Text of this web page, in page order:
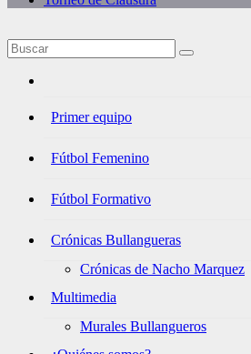
Primer equipo
Fútbol Femenino
Fútbol Formativo
Crónicas Bullangueras
Crónicas de Nacho Marquez
Multimedia
Murales Bullangueros